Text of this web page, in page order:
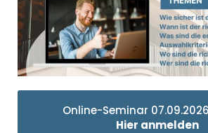
Online-Seminar
Hier anmelden